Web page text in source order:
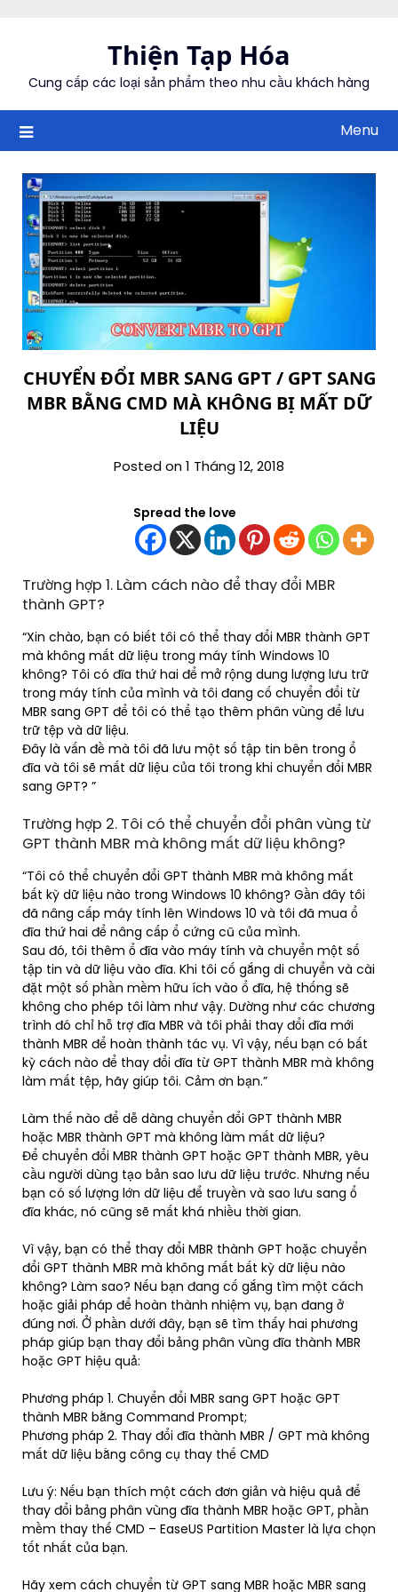
Thiện Tạp Hóa
Cung cấp các loại sản phẩm theo nhu cầu khách hàng
Menu
CHUYỂN ĐỔI MBR SANG GPT / GPT SANG
MBR BẰNG CMD MÀ KHÔNG BỊ MẤT DỮ
LIỆU
Posted on 1 Tháng 12, 2018
Spread the love
Trường hợp 1. Làm cách nào để thay đổi MBR
thành GPT?
“Xin chào, bạn có biết tôi có thể thay đổi MBR thành GPT
mà không mất dữ liệu trong máy tính Windows 10
không? Tôi có đĩa thứ hai để mở rộng dung lượng lưu trữ
trong máy tính của mình và tôi đang cố chuyển đổi từ
MBR sang GPT để tôi có thể tạo thêm phân vùng để lưu
trữ tệp và dữ liệu.
Đây là vấn đề mà tôi đã lưu một số tập tin bên trong ổ
đĩa và tôi sẽ mất dữ liệu của tôi trong khi chuyển đổi MBR
sang GPT? ”
Trường hợp 2. Tôi có thể chuyển đổi phân vùng từ
GPT thành MBR mà không mất dữ liệu không?
“Tôi có thể chuyển đổi GPT thành MBR mà không mất
bất kỳ dữ liệu nào trong Windows 10 không? Gần đây tôi
đã nâng cấp máy tính lên Windows 10 và tôi đã mua ổ
đĩa thứ hai để nâng cấp ổ cứng cũ của mình.
Sau đó, tôi thêm ổ đĩa vào máy tính và chuyển một số
tập tin và dữ liệu vào đĩa. Khi tôi cố gắng di chuyển và cài
đặt một số phần mềm hữu ích vào ổ đĩa, hệ thống sẽ
không cho phép tôi làm như vậy. Dường như các chương
trình đó chỉ hỗ trợ đĩa MBR và tôi phải thay đổi đĩa mới
thành MBR để hoàn thành tác vụ. Vì vậy, nếu bạn có bất
kỳ cách nào để thay đổi đĩa từ GPT thành MBR mà không
làm mất tệp, hãy giúp tôi. Cảm ơn bạn.”
Làm thế nào để dễ dàng chuyển đổi GPT thành MBR
hoặc MBR thành GPT mà không làm mất dữ liệu?
Để chuyển đổi MBR thành GPT hoặc GPT thành MBR, yêu
cầu người dùng tạo bản sao lưu dữ liệu trước. Nhưng nếu
bạn có số lượng lớn dữ liệu để truyền và sao lưu sang ổ
đĩa khác, nó cũng sẽ mất khá nhiều thời gian.
Vì vậy, bạn có thể thay đổi MBR thành GPT hoặc chuyển
đổi GPT thành MBR mà không mất bất kỳ dữ liệu nào
không? Làm sao? Nếu bạn đang cố gắng tìm một cách
hoặc giải pháp để hoàn thành nhiệm vụ, bạn đang ở
đúng nơi. Ở phần dưới đây, bạn sẽ tìm thấy hai phương
pháp giúp bạn thay đổi bảng phân vùng đĩa thành MBR
hoặc GPT hiệu quả:
Phương pháp 1. Chuyển đổi MBR sang GPT hoặc GPT
thành MBR bằng Command Prompt;
Phương pháp 2. Thay đổi đĩa thành MBR / GPT mà không
mất dữ liệu bằng công cụ thay thế CMD
Lưu ý: Nếu bạn thích một cách đơn giản và hiệu quả để
thay đổi bảng phân vùng đĩa thành MBR hoặc GPT, phần
mềm thay thế CMD – EaseUS Partition Master là lựa chọn
tốt nhất của bạn.
Hãy xem cách chuyển từ GPT sang MBR hoặc MBR sang